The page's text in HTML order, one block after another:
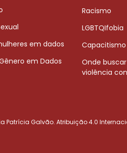
em dados
em Dados
Racismo
LGBTQIfobia
Capacitismo
Onde
violência
Patrícia Galvão. Atribuição 4.0